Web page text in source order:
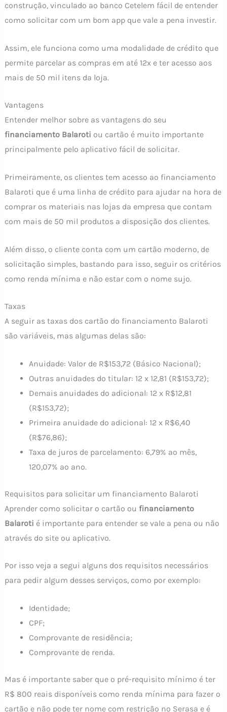
construção, vinculado ao banco Cetelem fácil de entender
como solicitar com um bom app que vale a pena investir.
Assim, ele funciona como uma modalidade de crédito que
permite parcelar as compras em até 12x e ter acesso aos
mais de 50 mil itens da loja.
Vantagens
Entender melhor sobre as vantagens do seu
financiamento Balaroti ou cartão é muito importante
principalmente pelo aplicativo fácil de solicitar.
Primeiramente, os clientes tem acesso ao financiamento
Balaroti que é uma linha de crédito para ajudar na hora de
comprar os materiais nas lojas da empresa que contam
com mais de 50 mil produtos a disposição dos clientes.
Além disso, o cliente conta com um cartão moderno, de
solicitação simples, bastando para isso, seguir os critérios
como renda mínima e não estar com o nome sujo.
Taxas
A seguir as taxas dos cartão do financiamento Balaroti
são variáveis, mas algumas delas são:
Anuidade: Valor de R$153,72 (Básico Nacional);
Outras anuidades do titular: 12 x 12,81 (R$153,72);
Demais anuidades do adicional: 12 x R$12,81
(R$153,72);
Primeira anuidade do adicional: 12 x R$6,40
(R$76,86);
Taxa de juros de parcelamento: 6,79% ao mês,
120,07% ao ano.
Requisitos para solicitar um financiamento Balaroti
Aprender como solicitar o cartão ou financiamento
Balaroti é importante para entender se vale a pena ou não
através do site ou aplicativo.
Por isso veja a segui alguns dos requisitos necessários
para pedir algum desses serviços, como por exemplo:
Identidade;
CPF;
Comprovante de residência;
Comprovante de renda.
Mas é importante saber que o pré-requisito mínimo é ter
R$ 800 reais disponíveis como renda mínima para fazer o
cartão e não pode ter nome com restrição no Serasa e é